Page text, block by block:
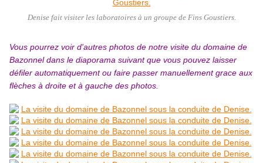
Denise fait visiter les laboratoires à un groupe de Fins Goustiers.
Vous pourrez voir d'autres photos de notre visite du domaine de
Bazonnel dans le diaporama suivant que vous pouvez laisser
défiler automatiquement ou faire passer manuellement grace aux
flèches à droite et à gauche des photos.